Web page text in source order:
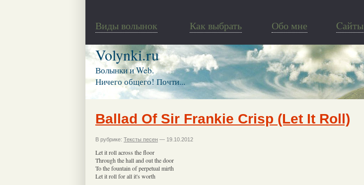
Виды волынок Как выбрать Обо мне Cайты
Volynki.ru
Волынки и Web.
Ничего общего! Почти...
Ballad Of Sir Frankie Crisp (Let It Roll)
В рубрике: Тексты песен — 19.10.2012
Let it roll across the floor
Through the hall and out the door
To the fountain of perpetual mirth
Let it roll for all it's worth